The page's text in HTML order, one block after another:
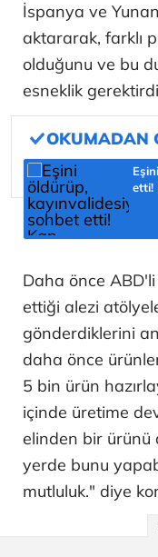
İspanya ve
aktararak, farklı
olduğunu ve bu
esneklik
etti!
Daha önce
ettiği alezi
gönderdiklerini
daha önce
5 bin ürün
içinde üretime
elinden bir ürünü
yerde bunu
mutluluk." diye